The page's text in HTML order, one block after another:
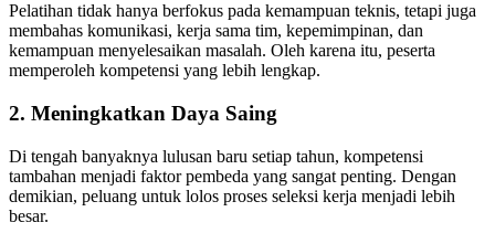
Pelatihan tidak hanya berfokus pada kemampuan teknis, tetapi juga
membahas komunikasi, kerja sama tim, kepemimpinan, dan
kemampuan menyelesaikan masalah. Oleh karena itu, peserta
memperoleh kompetensi yang lebih lengkap.
2. Meningkatkan Daya Saing
Di tengah banyaknya lulusan baru setiap tahun, kompetensi
tambahan menjadi faktor pembeda yang sangat penting. Dengan
demikian, peluang untuk lolos proses seleksi kerja menjadi lebih
besar.